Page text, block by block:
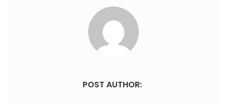
POST AUTHOR: